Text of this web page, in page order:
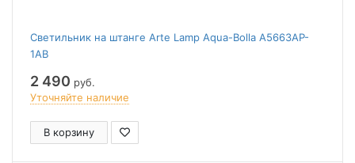
Светильник на штанге Arte Lamp Aqua-Bolla A5663AP-
1AB
2 490 руб.
Уточняйте наличие
В корзину